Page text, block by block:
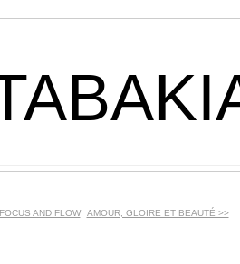
AND FLOW AMOUR, GLOIRE ET BEAUTÉ >>